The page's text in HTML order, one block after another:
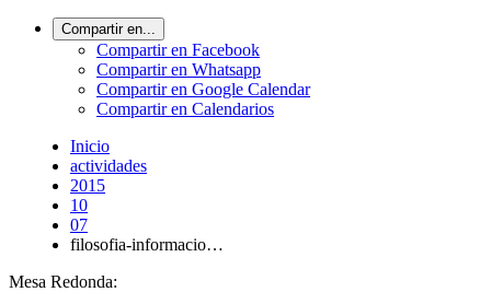
Compartir en...
Compartir en Facebook
Compartir en Whatsapp
Compartir en Google Calendar
Compartir en Calendarios
Inicio
actividades
2015
10
07
filosofia-informacio…
Mesa Redonda: